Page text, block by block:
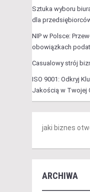
Sztuka wyboru
dla
NIP w Polsce:
obowiązkach
Casualowy strój
ISO 9001: Odkryj
Jakością w Twojej
jaki biznes
ARCHIWA